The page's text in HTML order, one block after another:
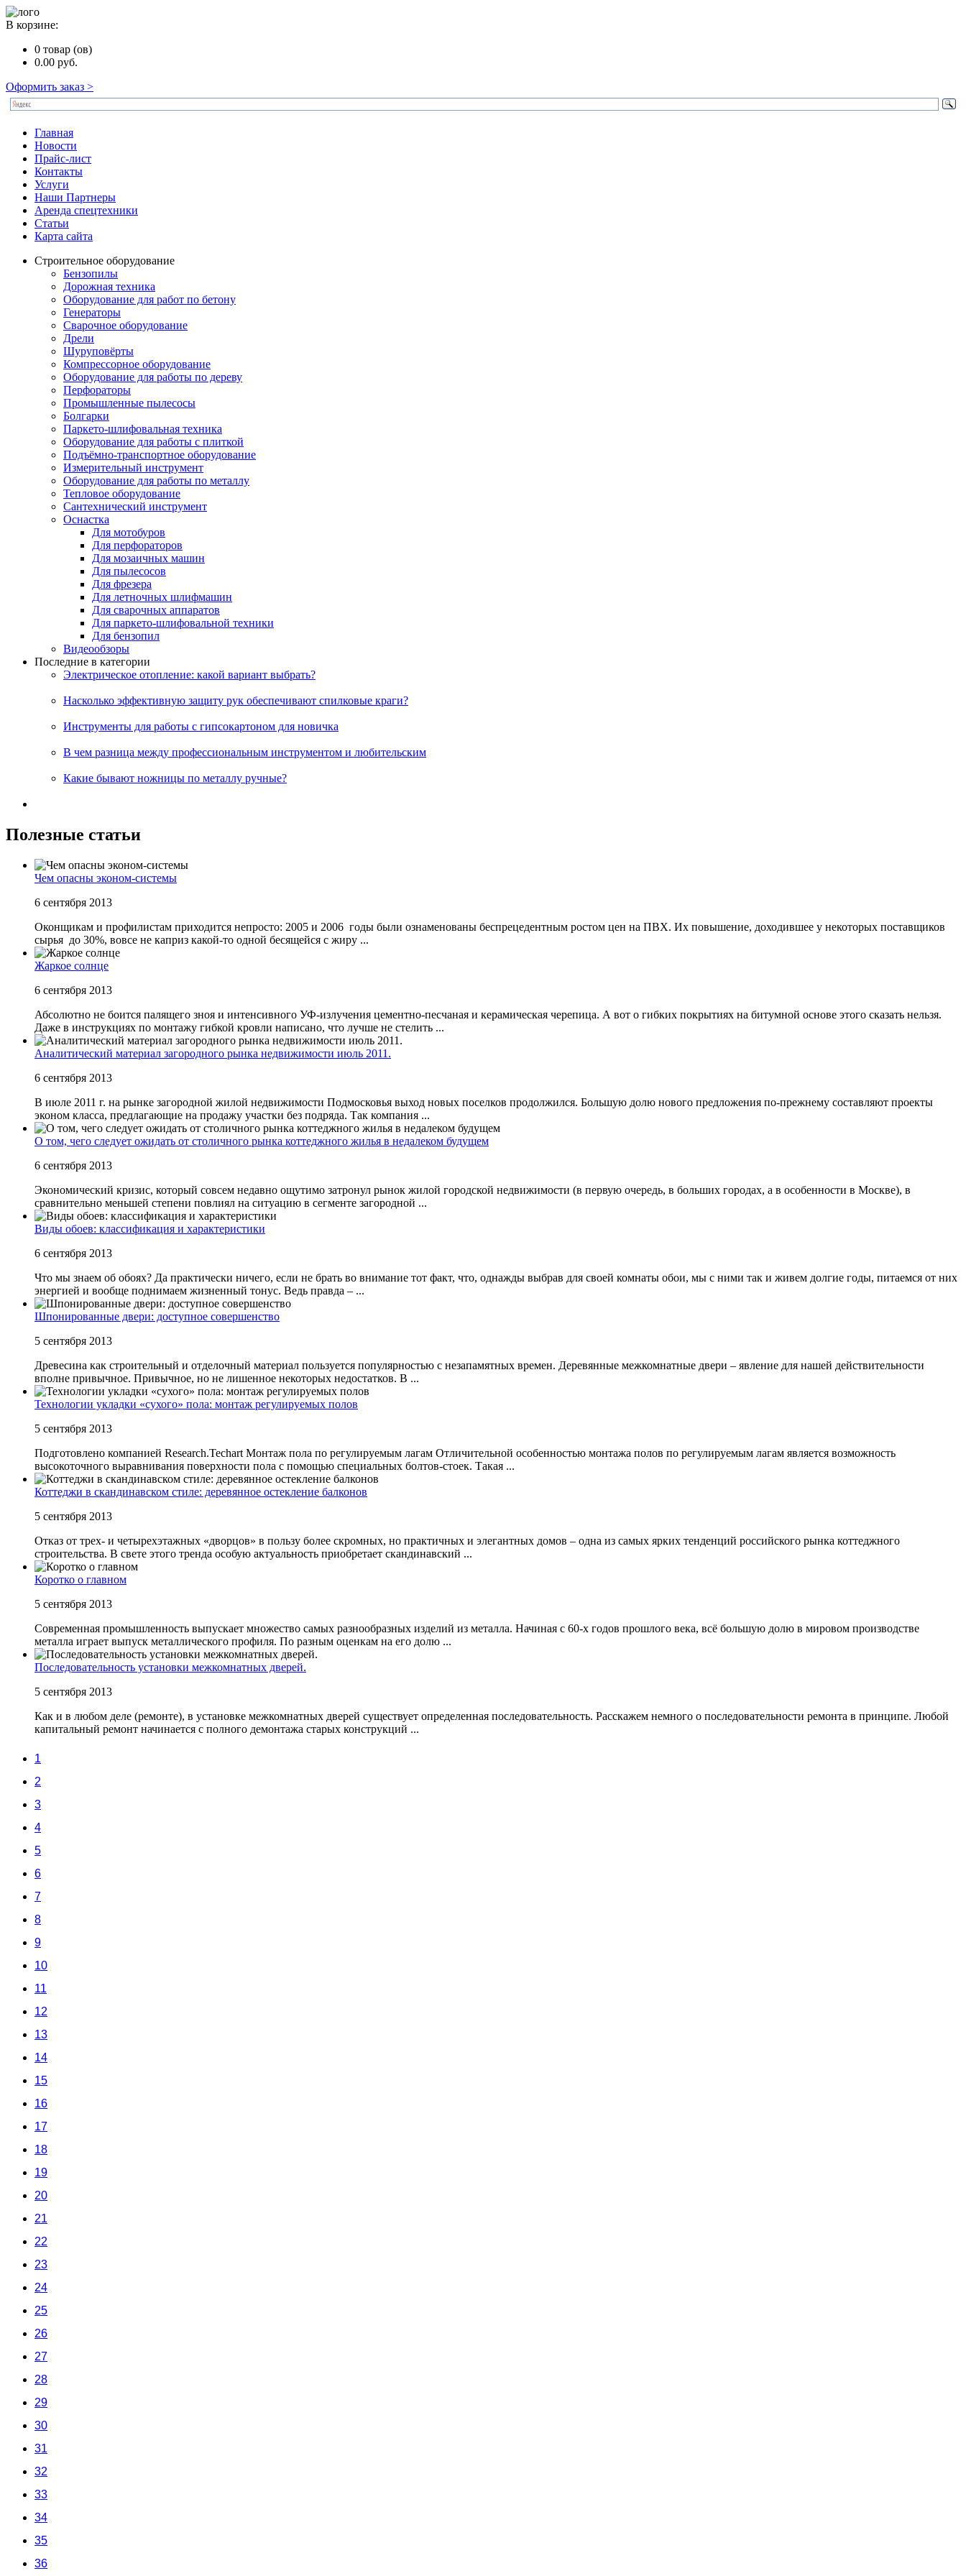
В корзине:
0 товар (ов)
0.00 руб.
Оформить заказ >
Главная
Новости
Прайс-лист
Контакты
Услуги
Наши Партнеры
Аренда спецтехники
Статьи
Карта сайта
Строительное оборудование
Бензопилы
Дорожная техника
Оборудование для работ по бетону
Генераторы
Сварочное оборудование
Дрели
Шуруповёрты
Компрессорное оборудование
Оборудование для работы по дереву
Перфораторы
Промышленные пылесосы
Болгарки
Паркето-шлифовальная техника
Оборудование для работы с плиткой
Подъёмно-транспортное оборудование
Измерительный инструмент
Оборудование для работы по металлу
Тепловое оборудование
Сантехнический инструмент
Оснастка
Для мотобуров
Для перфораторов
Для мозаичных машин
Для пылесосов
Для фрезера
Для летночных шлифмашин
Для сварочных аппаратов
Для паркето-шлифовальной техники
Для бензопил
Видеообзоры
Последние в категории
Электрическое отопление: какой вариант выбрать?
Насколько эффективную защиту рук обеспечивают спилковые краги?
Инструменты для работы с гипсокартоном для новичка
В чем разница между профессиональным инструментом и любительским
Какие бывают ножницы по металлу ручные?
Полезные статьи
Чем опасны эконом-системы
6 сентября 2013
Оконщикам и профилистам приходится непросто: 2005 и 2006 годы были ознаменованы беспрецедентным ростом цен на ПВХ. Их повышение, доходившее у некоторых поставщиков
сырья до 30%, вовсе не каприз какой-то одной бесящейся с жиру ...
Жаркое солнце
6 сентября 2013
Абсолютно не боится палящего зноя и интенсивного УФ-излучения цементно-песчаная и керамическая черепица. А вот о гибких покрытиях на битумной основе этого сказать нельзя.
Даже в инструкциях по монтажу гибкой кровли написано, что лучше не стелить ...
Аналитический материал загородного рынка недвижимости июль 2011.
6 сентября 2013
В июле 2011 г. на рынке загородной жилой недвижимости Подмосковья выход новых поселков продолжился. Большую долю нового предложения по-прежнему составляют проекты
эконом класса, предлагающие на продажу участки без подряда. Так компания ...
О том, чего следует ожидать от столичного рынка коттеджного жилья в недалеком будущем
6 сентября 2013
Экономический кризис, который совсем недавно ощутимо затронул рынок жилой городской недвижимости (в первую очередь, в больших городах, а в особенности в Москве), в
сравнительно меньшей степени повлиял на ситуацию в сегменте загородной ...
Виды обоев: классификация и характеристики
6 сентября 2013
Что мы знаем об обоях? Да практически ничего, если не брать во внимание тот факт, что, однажды выбрав для своей комнаты обои, мы с ними так и живем долгие годы, питаемся от них
энергией и вообще поднимаем жизненный тонус. Ведь правда – ...
Шпонированные двери: доступное совершенство
5 сентября 2013
Древесина как строительный и отделочный материал пользуется популярностью с незапамятных времен. Деревянные межкомнатные двери – явление для нашей действительности
вполне привычное. Привычное, но не лишенное некоторых недостатков. В ...
Технологии укладки «сухого» пола: монтаж регулируемых полов
5 сентября 2013
Подготовлено компанией Research.Techart Монтаж пола по регулируемым лагам Отличительной особенностью монтажа полов по регулируемым лагам является возможность
высокоточного выравнивания поверхности пола с помощью специальных болтов-стоек. Такая ...
Коттеджи в скандинавском стиле: деревянное остекление балконов
5 сентября 2013
Отказ от трех- и четырехэтажных «дворцов» в пользу более скромных, но практичных и элегантных домов – одна из самых ярких тенденций российского рынка коттеджного
строительства. В свете этого тренда особую актуальность приобретает скандинавский ...
Коротко о главном
5 сентября 2013
Современная промышленность выпускает множество самых разнообразных изделий из металла. Начиная с 60-х годов прошлого века, всё большую долю в мировом производстве
металла играет выпуск металлического профиля. По разным оценкам на его долю ...
Последовательность установки межкомнатных дверей.
5 сентября 2013
Как и в любом деле (ремонте), в установке межкомнатных дверей существует определенная последовательность. Расскажем немного о последовательности ремонта в принципе. Любой
капитальный ремонт начинается с полного демонтажа старых конструкций ...
1
2
3
4
5
6
7
8
9
10
11
12
13
14
15
16
17
18
19
20
21
22
23
24
25
26
27
28
29
30
31
32
33
34
35
36